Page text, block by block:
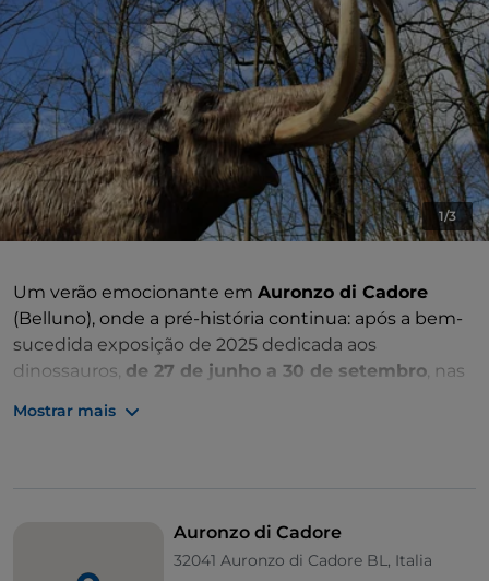
1/3
Um verão emocionante em Auronzo di Cadore
(Belluno), onde a pré-história continua: após a bem-
sucedida exposição de 2025 dedicada aos
dinossauros, de 27 de junho a 30 de setembro, nas
ano passado, pretende contar e fazer imaginar o
de anos, quando o Cadore foi afetado pelas
Mostrar mais
Auronzo di Cadore
32041 Auronzo di Cadore BL, Italia